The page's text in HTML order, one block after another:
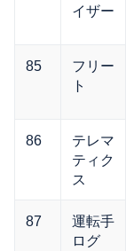
イザー
85
フリー
ト
86
テレマ
ティク
ス
87
運転手
ログ